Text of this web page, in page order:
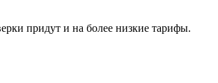
придут и на более низкие тарифы.